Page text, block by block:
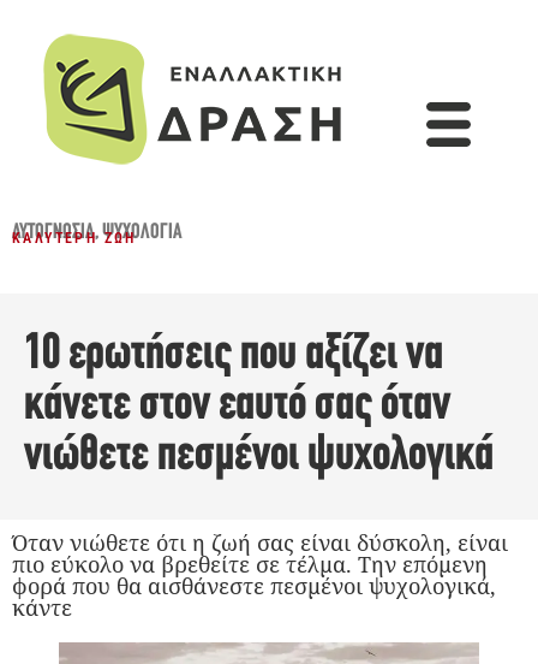
ΑΥΤΟΓΝΩΣΊΑ,ΨΥΧΟΛΟΓΊΑ
ΚΑΛΎΤΕΡΗ ΖΩΉ
10 ερωτήσεις που αξίζει να
κάνετε στον εαυτό σας όταν
νιώθετε πεσμένοι ψυχολογικά
Όταν νιώθετε ότι η ζωή σας είναι δύσκολη, είναι
πιο εύκολο να βρεθείτε σε τέλμα. Την επόμενη
φορά που θα αισθάνεστε πεσμένοι ψυχολογικά,
κάντε